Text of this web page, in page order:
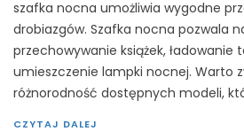
szafka nocna umożliwia wygodne
drobiazgów. Szafka nocna pozwala
przechowywanie książek, ładowanie
umieszczenie lampki nocnej. Warto
różnorodność dostępnych modeli,
CZYTAJ DALEJ